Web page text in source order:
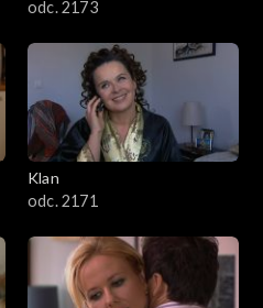
odc. 2173
Klan
odc. 2171